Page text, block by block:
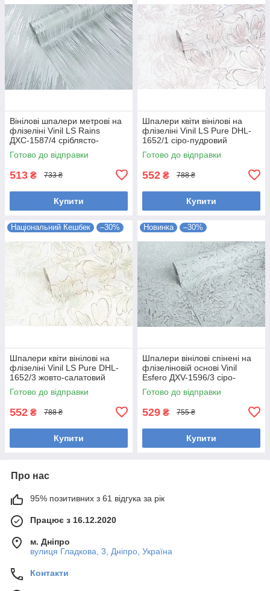
Вінілові шпалери метрові на
флізеліні Vinil LS Rains
ДХС-1587/4 сріблясто-
м'ятний (1,06х10,05м)
Готово до відправки
513 ₴ 733 ₴
Купити
Шпалери квіти вінілові на
флізеліні Vinil LS Pure DHL-
1652/1 сіро-пудровий
(1,06х10,05 м)
Готово до відправки
552 ₴ 788 ₴
Купити
Національний Кешбек –30%
Шпалери квіти вінілові на
флізеліні Vinil LS Pure DHL-
1652/3 жовто-салатовий
(1,06х10,05 м)
Готово до відправки
552 ₴ 788 ₴
Купити
Новинка –30%
Шпалери вінілові спінені на
флізеліновій основі Vinil
Esfero ДХV-1596/3 сіро-
зелений 10,05 x 1,06 м
Готово до відправки
529 ₴ 755 ₴
Купити
Про нас
95% позитивних з 61 відгука за рік
Працює з 16.12.2020
м. Дніпро
вулиця Гладкова, 3, Дніпро, Україна
Контакти